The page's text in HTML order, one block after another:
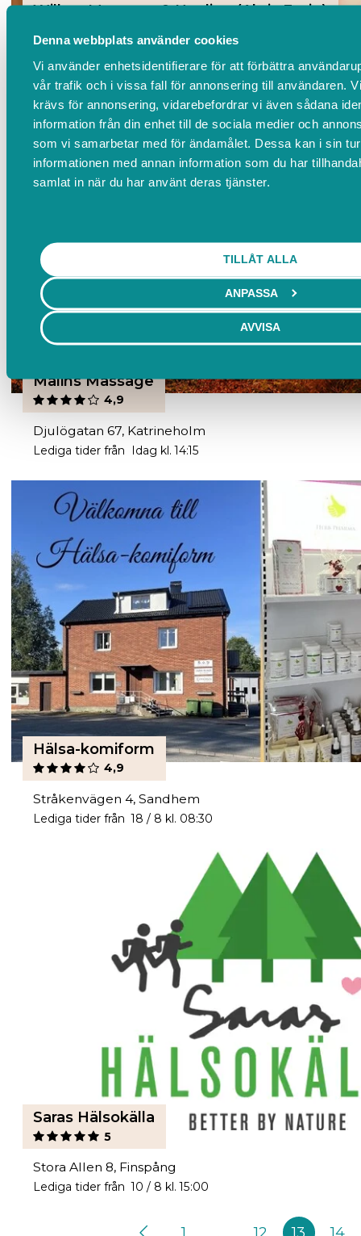
Denna webbplats använder cookies
Vi använder enhetsidentifierare för att förbättra
vår trafik och i vissa fall för annonsering till användaren.
krävs för annonsering, vidarebefordrar vi även sådana
information från din enhet till de sociala medier och
som vi samarbetar med för ändamålet. Dessa kan i sin
informationen med annan information som du har
samlat in när du har använt deras tjänster.
TILLÅT ALLA
ANPASSA
AVVISA
Willow Massage & Healing (Aktiv Fysio)
Henry Dunkers Plats 4 (Ingång: Dörren med texten
"Välkommen Aktiv Fysio"), Helsingborg
Malins Massage
4,9
Djulögatan 67, Katrineholm
Lediga tider från Idag kl. 14:15
Hälsa-komiform
4,9
Stråkenvägen 4, Sandhem
Lediga tider från 18 / 8 kl. 08:30
Saras Hälsokälla
5
Stora Allen 8, Finspång
Lediga tider från 10 / 8 kl. 15:00